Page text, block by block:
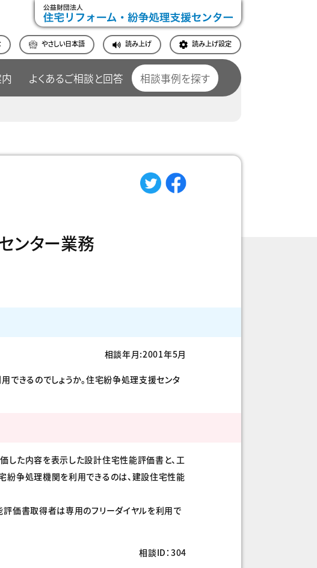
やさしい日本語 読み上げ 読み上げ設定
よくあるご相談と回答 相談事例を探す
ンター業務
相談年月:2001年5月
きるのでしょうか。住宅紛争処理支援センタ
た内容を表示した設計住宅性能評価書と、工
争処理機関を利用できるのは、建設住宅性能
価書取得者は専用のフリーダイヤルを利用で
相談ID：304